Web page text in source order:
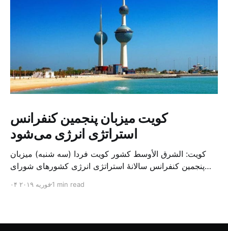
کویت میزبان پنجمین کنفرانس
استراتژی انرژی می‌شود
کویت: الشرق الأوسط کشور کویت فردا (سه شنبه) میزبان
پنجمین کنفرانس سالانهٔ استراتژی انرژی کشورهای شورای
متخصص از شرکت‌های جهانی نفت و گاز در این کنفرانس
۰۴ فوریه ۲۰۱۹1 min read